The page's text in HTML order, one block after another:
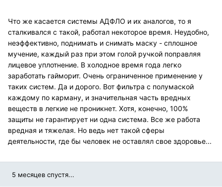
Что же касается системы АДФЛО и их аналогов, то я
сталкивался с такой, работал некоторое время. Неудобно,
неэффективно, поднимать и снимать маску - сплошное
мучение, каждый раз при этом голой ручкой поправляя
лицевое уплотнение. В холодное время года легко
заработать гайморит. Очень ограниченное применение у
таких систем. Да и дорого. Вот фильтра с полумаской
каждому по карману, и значительная часть вредных
веществ в легкие не проникнет. Хотя, конечно, 100%
защиты не гарантирует ни одна система. Все же работа
вредная и тяжелая. Но ведь нет такой сферы
деятельности, где бы человек не оставлял свое здоровье...
5 месяцев спустя...